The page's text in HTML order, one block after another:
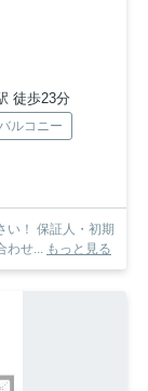
徒歩23分
ルコニー
初期
わせ... もっと見る